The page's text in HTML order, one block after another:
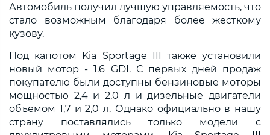
Автомобиль получил лучшую управляемость, что
стало возможным благодаря более жесткому
кузову.
Под капотом Kia Sportage III также установили
новый мотор - 1.6 GDI. С первых дней продаж
покупателю были доступны бензиновые моторы
мощностью 2,4 и 2,0 л и дизельные двигатели
объемом 1,7 и 2,0 л. Однако официально в нашу
страну поставлялись только модели с